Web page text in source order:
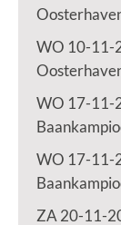
WO 10-11-
WO 17-11-
WO 17-11-
ZA 20-11-